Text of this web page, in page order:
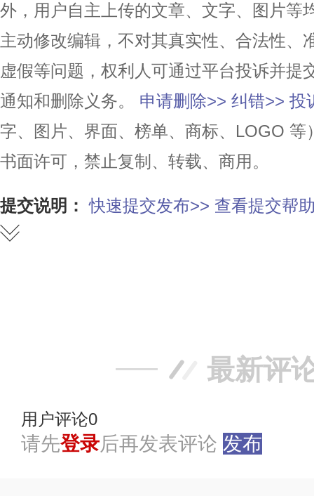
外，用户自主上传的文章、文字、图片等
主动修改编辑，不对其真实性、合法性、
虚假等问题，权利人可通过平台投诉并提
通知和删除义务。
申请删除>> 纠错>> 投
字、图片、界面、榜单、商标、LOGO
书面许可，禁止复制、转载、商用。
提交说明： 快速提交发布>> 查看提交帮
最新评
用户评论0
请先登录后再发表评论 发布